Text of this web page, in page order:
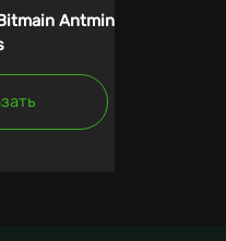
Antminer